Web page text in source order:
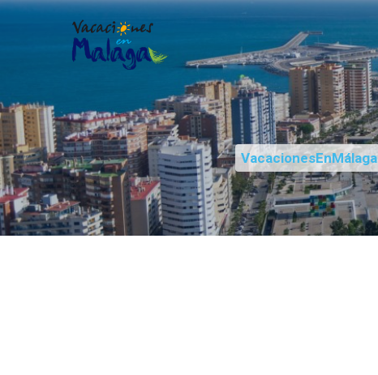
VacacionesEnMálaga